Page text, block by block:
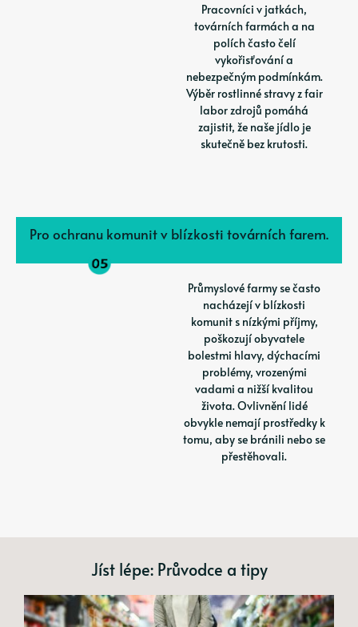
Pracovníci v jatkách,
továrních farmách a na
polích často čelí
vykořisťování a
nebezpečným podmínkám.
Výběr rostlinné stravy z fair
labor zdrojů pomáhá
zajistit, že naše jídlo je
skutečně bez krutosti.
Pro ochranu komunit v blízkosti továrních farem.
Průmyslové farmy se často
nacházejí v blízkosti
komunit s nízkými příjmy,
poškozují obyvatele
bolestmi hlavy, dýchacími
problémy, vrozenými
vadami a nižší kvalitou
života. Ovlivnění lidé
obvykle nemají prostředky k
tomu, aby se bránili nebo se
přestěhovali.
Jíst lépe: Průvodce a tipy